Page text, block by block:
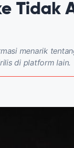
Tidak
menarik
di platform lain.